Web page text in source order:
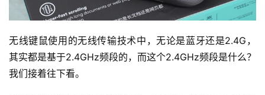
无线键鼠使用的无线传输技术中，无论是蓝牙还是2.4G，
其实都是基于2.4GHz频段的，而这个2.4GHz频段是什么？
我们接着往下看。